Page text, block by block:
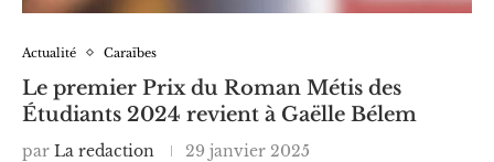
Actualité Caraïbes
Le premier Prix du Roman Métis des
Étudiants 2024 revient à Gaëlle Bélem
par La redaction 29 janvier 2025